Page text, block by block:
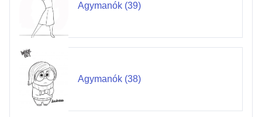
Agymanók (39)
Agymanók (38)